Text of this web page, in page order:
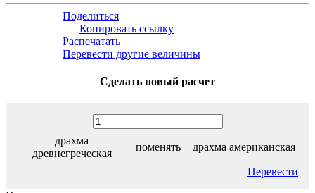
Поделиться
Копировать ссылку
Распечатать
Перевести другие величины
Сделать новый расчет
драхма
древнегреческая
поменять драхма американская
Перевести